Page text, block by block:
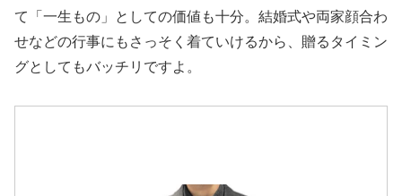
て「一生もの」としての価値も十分。結婚式や両家顔合わ
せなどの行事にもさっそく着ていけるから、贈るタイミン
グとしてもバッチリですよ。